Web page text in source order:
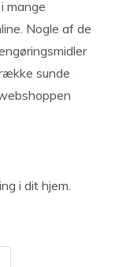
mange
Nogle af de
sunde
i dit hjem.